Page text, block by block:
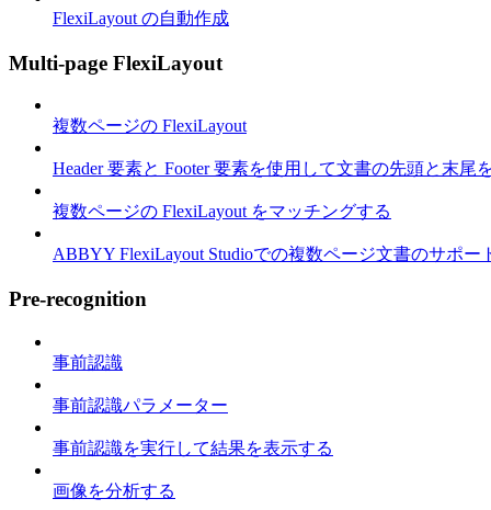
FlexiLayout の自動作成
Multi-page FlexiLayout
複数ページの FlexiLayout
Header 要素と Footer 要素を使用して文書の先頭と末尾
複数ページの FlexiLayout をマッチングする
ABBYY FlexiLayout Studioでの複数ページ文書のサポー
Pre-recognition
事前認識
事前認識パラメーター
事前認識を実行して結果を表示する
画像を分析する